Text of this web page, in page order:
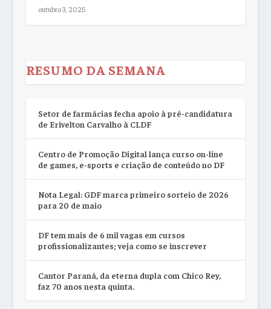
outubro 3, 2025
RESUMO DA SEMANA
Setor de farmácias fecha apoio à pré-candidatura
de Erivelton Carvalho à CLDF
Centro de Promoção Digital lança curso on-line
de games, e-sports e criação de conteúdo no DF
Nota Legal: GDF marca primeiro sorteio de 2026
para 20 de maio
DF tem mais de 6 mil vagas em cursos
profissionalizantes; veja como se inscrever
Cantor Paraná, da eterna dupla com Chico Rey,
faz 70 anos nesta quinta.